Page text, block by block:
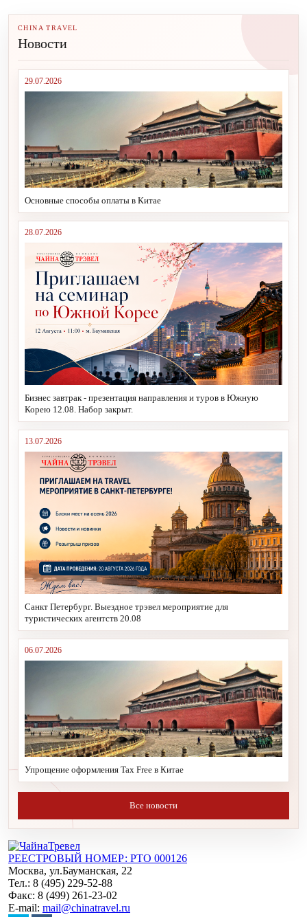
CHINA TRAVEL
Новости
29.07.2026
Основные способы оплаты в Китае
28.07.2026
Бизнес завтрак - презентация направления и туров в Южную
Корею 12.08. Набор закрыт.
13.07.2026
Санкт Петербург. Выездное трэвел мероприятие для
туристических агентств 20.08
06.07.2026
Упрощение оформления Tax Free в Китае
Все новости
РЕЕСТРОВЫЙ НОМЕР: РТО 000126
Москва, ул.Бауманская, 22
Тел.: 8 (495) 229-52-88
Факс: 8 (499) 261-23-02
E-mail: mail@chinatravel.ru